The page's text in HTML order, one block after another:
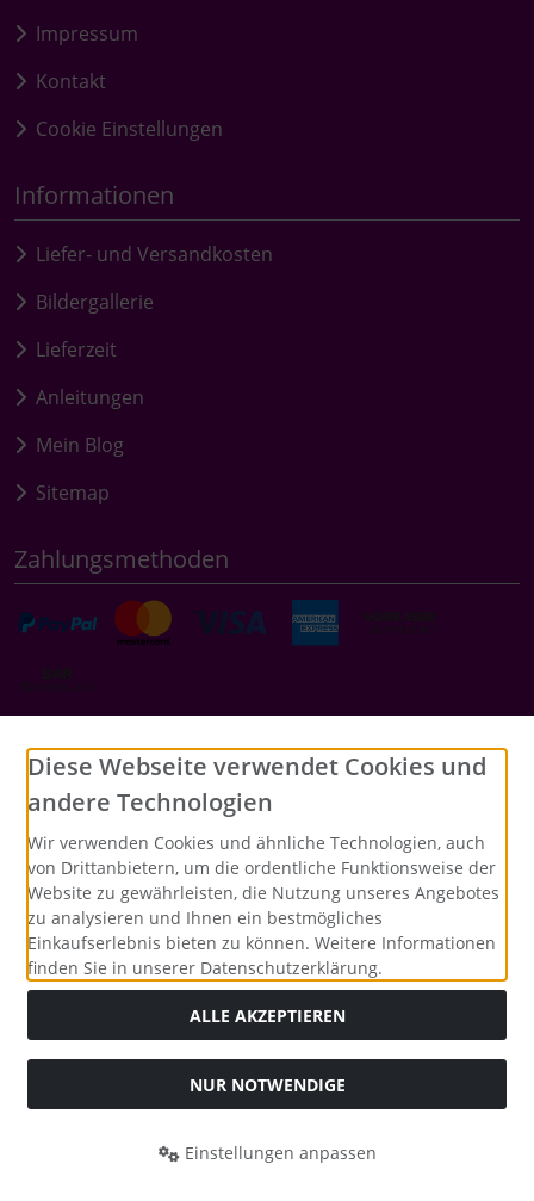
Impressum
Kontakt
Cookie Einstellungen
Informationen
Liefer- und Versandkosten
Bildergallerie
Lieferzeit
Anleitungen
Mein Blog
Sitemap
Zahlungsmethoden
Social Media
Alle Preise inkl. gesetzl. MwSt. zzgl.Versandkosten
durchgestrichenen Preise entsprechen dem bisherigen Preis
Merrys Bastelstübchen - Der kreative Shop für Bastelfans. ©
Diese Webseite verwendet Cookies und
andere Technologien
Wir verwenden Cookies und ähnliche Technologien, auch
von Drittanbietern, um die ordentliche Funktionsweise der
Website zu gewährleisten, die Nutzung unseres Angebotes
zu analysieren und Ihnen ein bestmögliches
Einkaufserlebnis bieten zu können. Weitere Informationen
finden Sie in unserer Datenschutzerklärung.
ALLE AKZEPTIEREN
NUR NOTWENDIGE
Einstellungen anpassen